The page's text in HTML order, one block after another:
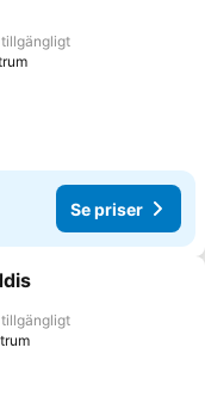
Mina Favoriter
Se priser
Mina Favoriter